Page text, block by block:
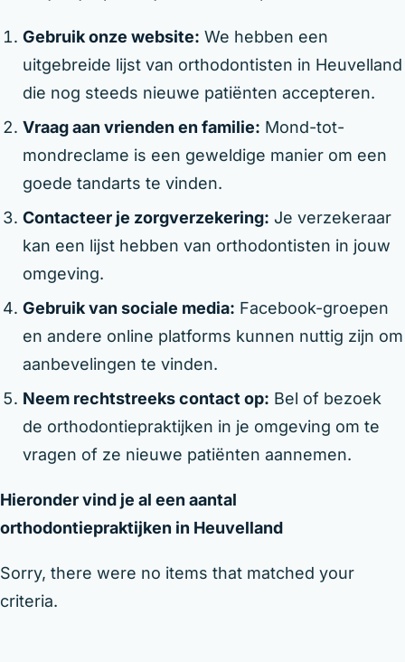
Gebruik onze website: We hebben een
uitgebreide lijst van orthodontisten in Heuvelland
die nog steeds nieuwe patiënten accepteren.
Vraag aan vrienden en familie: Mond-tot-
mondreclame is een geweldige manier om een
goede tandarts te vinden.
Contacteer je zorgverzekering: Je verzekeraar
kan een lijst hebben van orthodontisten in jouw
omgeving.
Gebruik van sociale media: Facebook-groepen
en andere online platforms kunnen nuttig zijn om
aanbevelingen te vinden.
Neem rechtstreeks contact op: Bel of bezoek
de orthodontiepraktijken in je omgeving om te
vragen of ze nieuwe patiënten aannemen.
Hieronder vind je al een aantal
orthodontiepraktijken in Heuvelland
Sorry, there were no items that matched your
criteria.